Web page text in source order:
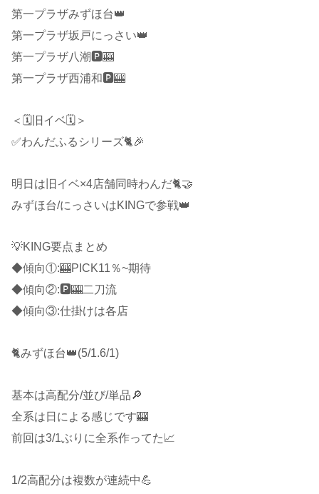
第一プラザみずほ台👑
第一プラザ坂戸にっさい👑
第一プラザ八潮🅿️🎰
第一プラザ西浦和🅿️🎰
＜🗓旧イベ🗓＞
✅わんだふるシリーズ🐈🎉
明日は旧イベ×4店舗同時わんだ🐈🤝
みずほ台/にっさいはKINGで参戦👑
💡KING要点まとめ
◆傾向①:🎰PICK11％~期待
◆傾向②:🅿️🎰二刀流
◆傾向③:仕掛けは各店
🐈みずほ台👑(5/1.6/1)
基本は高配分/並び/単品🔎
全系は日による感じです🎰
前回は3/1ぶりに全系作ってた📈
1/2高配分は複数が連続中💪